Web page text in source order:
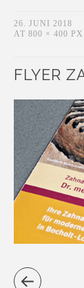
26. JUNI 2018
AT 800 × 400 PX
FLYER